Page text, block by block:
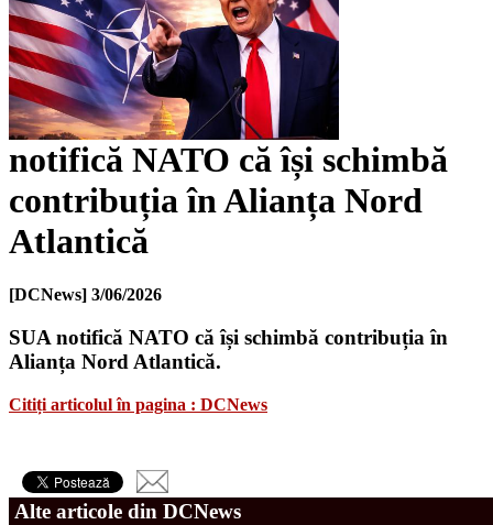
notifică NATO că își schimbă
contribuția în Alianța Nord
Atlantică
[DCNews] 3/06/2026
SUA notifică NATO că își schimbă contribuția în
Alianța Nord Atlantică.
Citiți articolul în pagina : DCNews
Alte articole din DCNews